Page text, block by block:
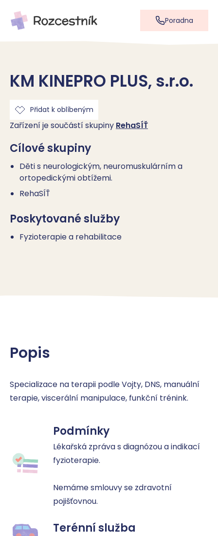
Poradna
KM KINEPRO PLUS, s.r.o.
Přidat k oblíbeným
Zařízení je součástí skupiny RehaSÍŤ
Cílové skupiny
Děti s neurologickým, neuromuskulárním a
ortopedickými obtížemi.
RehaSÍŤ
Poskytované služby
Fyzioterapie a rehabilitace
Popis
Specializace na terapii podle Vojty, DNS, manuální
terapie, viscerální manipulace, funkční trénink.
Podmínky
Lékařská zpráva s diagnózou a indikací
fyzioterapie.
Nemáme smlouvy se zdravotní
pojišťovnou.
Terénní služba